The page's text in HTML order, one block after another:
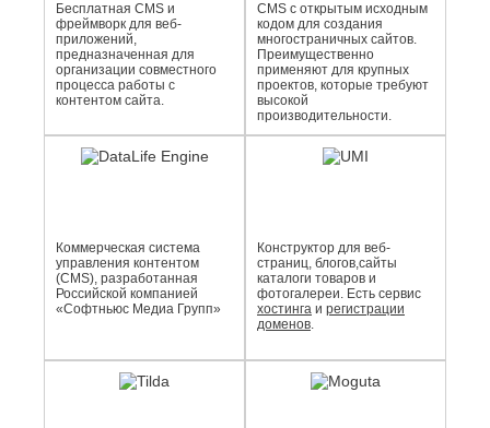
Бесплатная CMS и
фреймворк для веб-
приложений,
предназначенная для
организации совместного
процесса работы с
контентом сайта.
CMS с открытым исходным
кодом для создания
многостраничных сайтов.
Преимущественно
применяют для крупных
проектов, которые требуют
высокой
производительности.
Коммерческая система
управления контентом
(CMS), разработанная
Российской компанией
«Софтньюс Медиа Групп»
Конструктор для веб-
страниц, блогов,сайты
каталоги товаров и
фотогалереи. Есть сервис
хостинга и регистрации
доменов.